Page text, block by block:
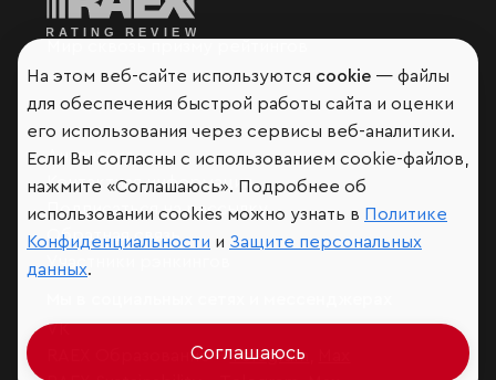
Аналитика
Контактная информация
Подписаться на рассылку
Обратная связь
VK
RAEX Образование –Telegram
На этом веб-сайте используются cookie — файлы
для обеспечения быстрой работы сайта и оценки
его использования через сервисы веб-аналитики.
Если Вы согласны с использованием cookie-файлов,
нажмите «Соглашаюсь». Подробнее об
использовании cookies можно узнать в Политике
Конфиденциальности и Защите персональных
данных.
Соглашаюсь